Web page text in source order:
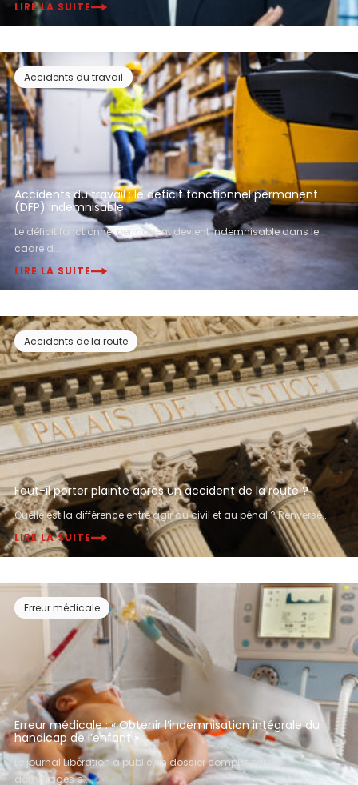
LIRE LA SUITE
Accidents du travail
Accidents du travail : le déficit fonctionnel permanent
(DFP) indemnisable
Le déficit fonctionnel permanent devient indemnisable dans le
cadre d...
LIRE LA SUITE
Accidents de la route
Faut-il porter plainte après un accident de la route ?
Quelle est la différence entre agir au civil et au pénal ? Renversé...
LIRE LA SUITE
Erreur médicale
Erreur médicale : « Obtenir l’indemnisation intégrale du
handicap de l’enfant »
Le journal Libération a publié un dossier complet sur les
dommages c...